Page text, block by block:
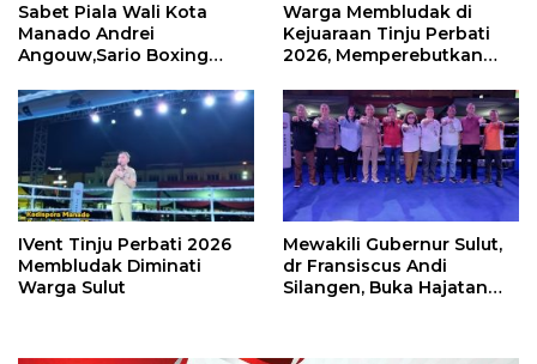
Sabet Piala Wali Kota
Manado Andrei
Angouw,Sario Boxing
Perbati 2026
Warga Membludak di
Kejuaraan Tinju Perbati
2026, Memperebutkan
IVent Tinju Perbati 2026
Membludak Diminati
Warga Sulut
Mewakili Gubernur Sulut,
dr Fransiscus Andi
Silangen, Buka Hajatan